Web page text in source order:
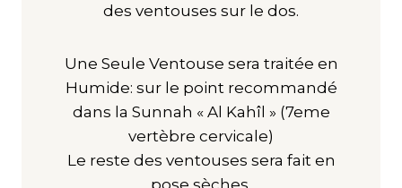
des ventouses sur le dos.
Une Seule Ventouse sera traitée en
Humide: sur le point recommandé
dans la Sunnah « Al Kahîl » (7eme
vertèbre cervicale)
Le reste des ventouses sera fait en
pose sèches.